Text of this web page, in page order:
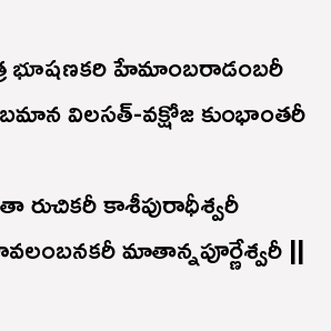
భూషణకరి హేమాంబరాడంబరీ
విలసత్-వక్షోజ కుంభాంతరీ
రుచికరీ కాశీపురాధీశ్వరీ
మాతాన్నపూర్ణేశ్వరీ ||